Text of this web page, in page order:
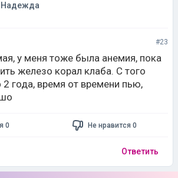
Надежда
#23
у меня тоже была анемия, пока
железо корал клаба. С того
года, время от времени пью,
0 Не нравится 0
Ответить